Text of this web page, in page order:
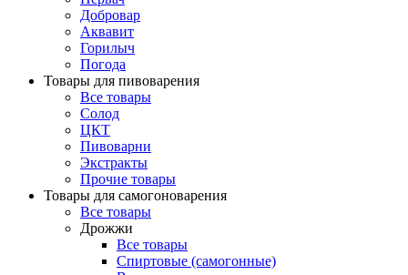
Добровар
Аквавит
Горилыч
Погода
Товары для пивоварения
Все товары
Солод
ЦКТ
Пивоварни
Экстракты
Прочие товары
Товары для самогоноварения
Все товары
Дрожжи
Все товары
Спиртовые (самогонные)